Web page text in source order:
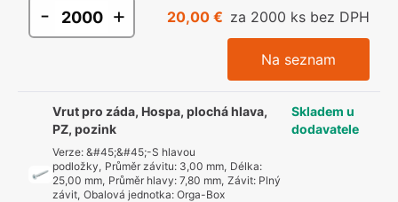
- + 20,00 € za 2000 ks bez DPH
Na seznam
Vrut pro záda, Hospa, plochá hlava,
PZ, pozink
Verze:&#45;&#45;-S hlavou
podložky, Průměr závitu: 3,00 mm, Délka:
25,00 mm, Průměr hlavy:7,80 mm, Závit: Plný
závit, Obalová jednotka:Orga-Box
Skladem u
dodavatele